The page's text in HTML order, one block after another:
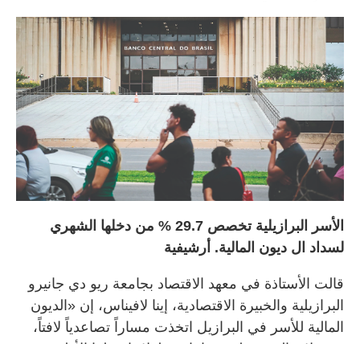
الأسر البرازيلية تخصص 29.7 % من دخلها الشهري
لسداد ال ديون المالية. أرشيفية
قالت الأستاذة في معهد الاقتصاد بجامعة ريو دي جانيرو
البرازيلية والخبيرة الاقتصادية، إينا لافيناس، إن «الديون
المالية للأسر في البرازيل اتخذت مساراً تصاعدياً لافتاً،